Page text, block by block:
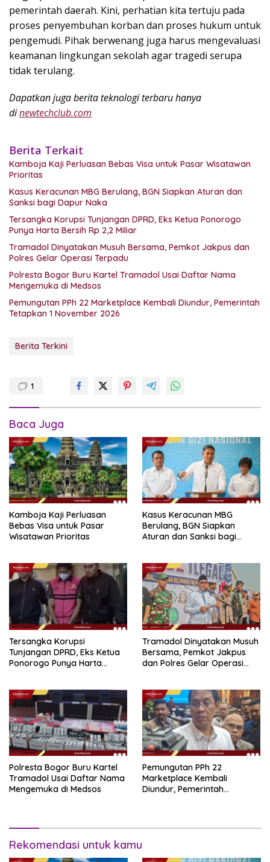
pemerintah daerah. Kini, perhatian kita tertuju pada
proses penyembuhan korban dan proses hukum untuk
pengemudi. Pihak berwenang juga harus mengevaluasi
keamanan lingkungan sekolah agar tragedi serupa
tidak terulang.
Dapatkan juga berita teknologi terbaru hanya
dinewtechclub.com
Berita Terkait
Kamboja Kaji Perluasan Bebas Visa untuk Pasar Wisatawan
Prioritas
Kasus Keracunan MBG Berulang, BGN Siapkan Aturan dan
Sanksi bagi Dapur Naka
Tersangka Korupsi Tunjangan DPRD, Eks Ketua Ponorogo
Punya Harta Bersih Rp 2,2 Miliar
Tramadol Dinyatakan Musuh Bersama, Pemkot Jakpus dan
Polres Gelar Operasi Terpadu
Polresta Bogor Buru Kartel Tramadol Usai Daftar Nama
Mengemuka di Medsos
Pemungutan PPh 22 Marketplace Kembali Diundur, Pemerintah
Tetapkan 1 November 2026
Berita Terkini
1
Baca Juga
Kamboja Kaji Perluasan
Bebas Visa untuk Pasar
Wisatawan Prioritas
Kasus Keracunan MBG
Berulang, BGN Siapkan
Aturan dan Sanksi bagi
Tersangka Korupsi
Tunjangan DPRD, Eks Ketua
Ponorogo Punya Harta
Tramadol Dinyatakan Musuh
Bersama, Pemkot Jakpus
dan Polres Gelar Operasi
Polresta Bogor Buru Kartel
Tramadol Usai Daftar Nama
Mengemuka di Medsos
Pemungutan PPh 22
Marketplace Kembali
Diundur, Pemerintah
Rekomendasi untuk kamu